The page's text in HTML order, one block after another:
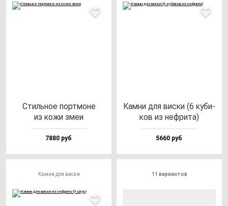
Стиль­ное пор­тмо­не
из ко­жи змеи
7880 руб
Кам­ни для вис­ки (6 ку­би­
ков из неф­ри­та)
5660 руб
Камни для виски 11 вариантов